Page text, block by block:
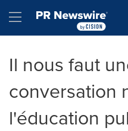
Hamburger menu
Il nous faut
conversation
l'éducation